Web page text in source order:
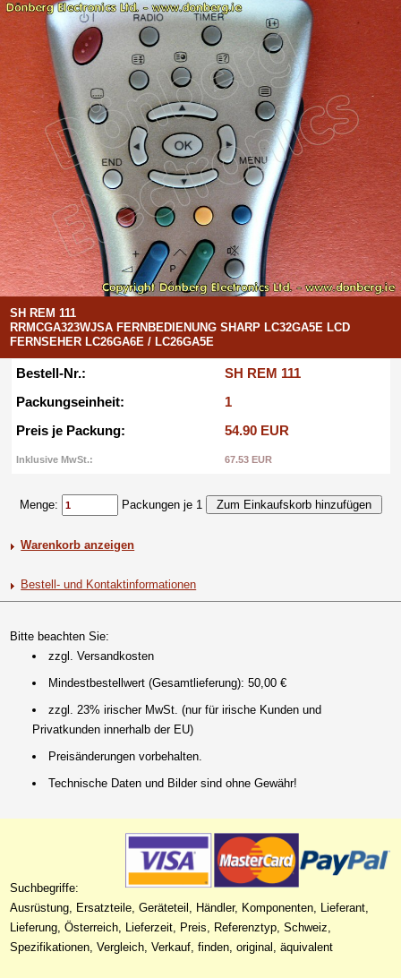
SH REM 111
RRMCGA323WJSA FERNBEDIENUNG SHARP LC32GA5E LCD
FERNSEHER LC26GA6E / LC26GA5E
Bestell-Nr.:
SH REM 111
Packungseinheit:
1
Preis je Packung:
54.90 EUR
Inklusive MwSt.: 67.53 EUR
Menge: Packungen je 1
Warenkorb anzeigen
Bestell- und Kontaktinformationen
Bitte beachten Sie:
zzgl. Versandkosten
Mindestbestellwert (Gesamtlieferung): 50,00 €
zzgl. 23% irischer MwSt. (nur für irische Kunden und
Privatkunden innerhalb der EU)
Preisänderungen vorbehalten.
Technische Daten und Bilder sind ohne Gewähr!
Suchbegriffe:
Ausrüstung, Ersatzteile, Geräteteil, Händler, Komponenten, Lieferant,
Lieferung, Österreich, Lieferzeit, Preis, Referenztyp, Schweiz,
Spezifikationen, Vergleich, Verkauf, finden, original, äquivalent